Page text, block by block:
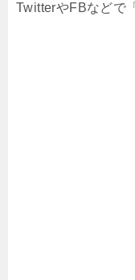
TwitterやFBなどで「